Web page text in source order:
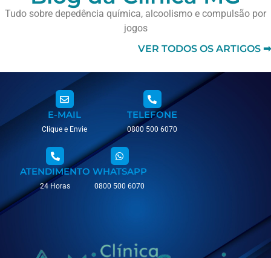
Tudo sobre depedência química, alcoolismo e compulsão por
jogos
VER TODOS OS ARTIGOS ➡
E-MAIL
Clique e Envie
TELEFONE
0800 500 6070
ATENDIMENTO
24 Horas
WHATSAPP
0800 500 6070